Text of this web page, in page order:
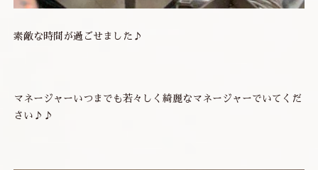
素敵な時間が過ごせました♪
マネージャーいつまでも若々しく綺麗なマネージャーでいてくだ
さい♪♪